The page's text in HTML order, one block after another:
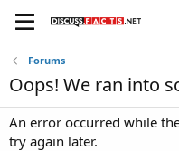
Forums
Oops! We ran into
An error occurred while
try again later.